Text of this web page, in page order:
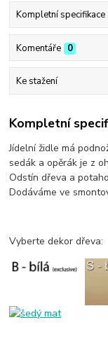
Kompletní specifikace
Komentáře 0
Ke stažení
Kompletní
Jídelní židle má
sedák a opěrák je z
Odstín dřeva a
Dodáváme ve
Vyberte dekor dřeva: